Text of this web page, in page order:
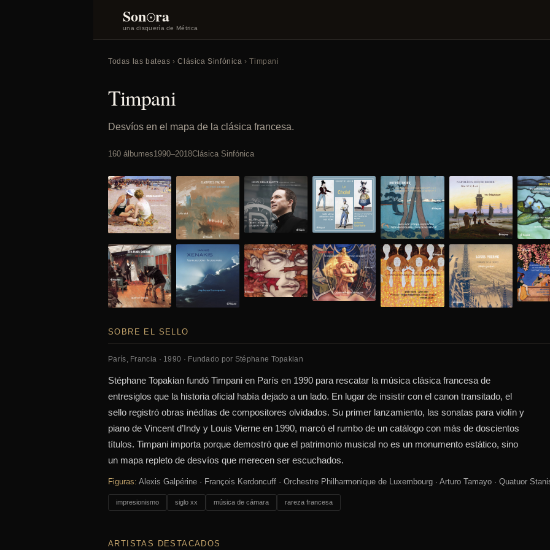
Son o
ra
una disquería de Métrica
Todas las bateas ›Clásica Sinfónica › Timpani
Timpani
Desvíos en el mapa de la clásica francesa.
160 álbumes1990–2018Clásica Sinfónica
SOBRE EL SELLO
París, Francia · 1990 · Fundado por Stéphane Topakian
Stéphane Topakian fundó Timpani en París en 1990 para rescatar la música clásica francesa de
entresiglos que la historia oficial había dejado a un lado. En lugar de insistir con el canon transitado, el
sello registró obras inéditas de compositores olvidados. Su primer lanzamiento, las sonatas para violín y
piano de Vincent d’Indy y Louis Vierne en 1990, marcó el rumbo de un catálogo con más de doscientos
títulos. Timpani importa porque demostró que el patrimonio musical no es un monumento estático, sino
un mapa repleto de desvíos que merecen ser escuchados.
Figuras: Alexis Galpérine · François Kerdoncuff · Orchestre Philharmonique de Luxembourg · Arturo Tamayo · Quatuor
impresionismo siglo xx música de cámara rareza francesa
ARTISTAS DESTACADOS